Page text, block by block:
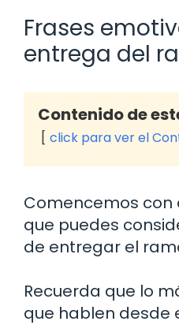
Frases
entrega del
Contenido de
click para ver el
Comencemos con
que puedes
de entregar el
Recuerda que lo
que hablen desde